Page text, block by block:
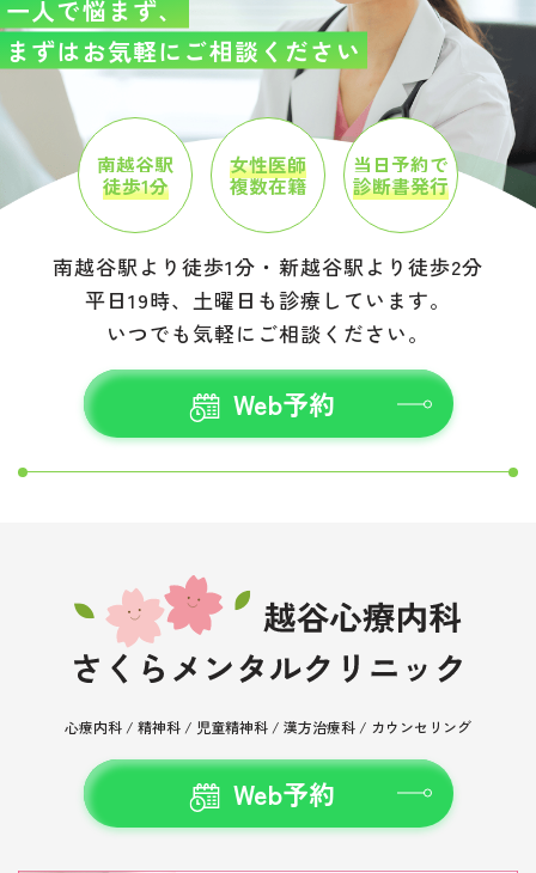
一人で悩まず、
まずはお気軽にご相談ください
南越谷駅
徒歩1分
女性医師
複数在籍
当日予約で
診断書発行
南越谷駅より徒歩1分・新越谷駅より徒歩2分
平日19時、土曜日も診療しています。
いつでも気軽にご相談ください。
Web予約
心療内科 / 精神科 / 児童精神科 / 漢方治療科 / カウンセリング
Web予約